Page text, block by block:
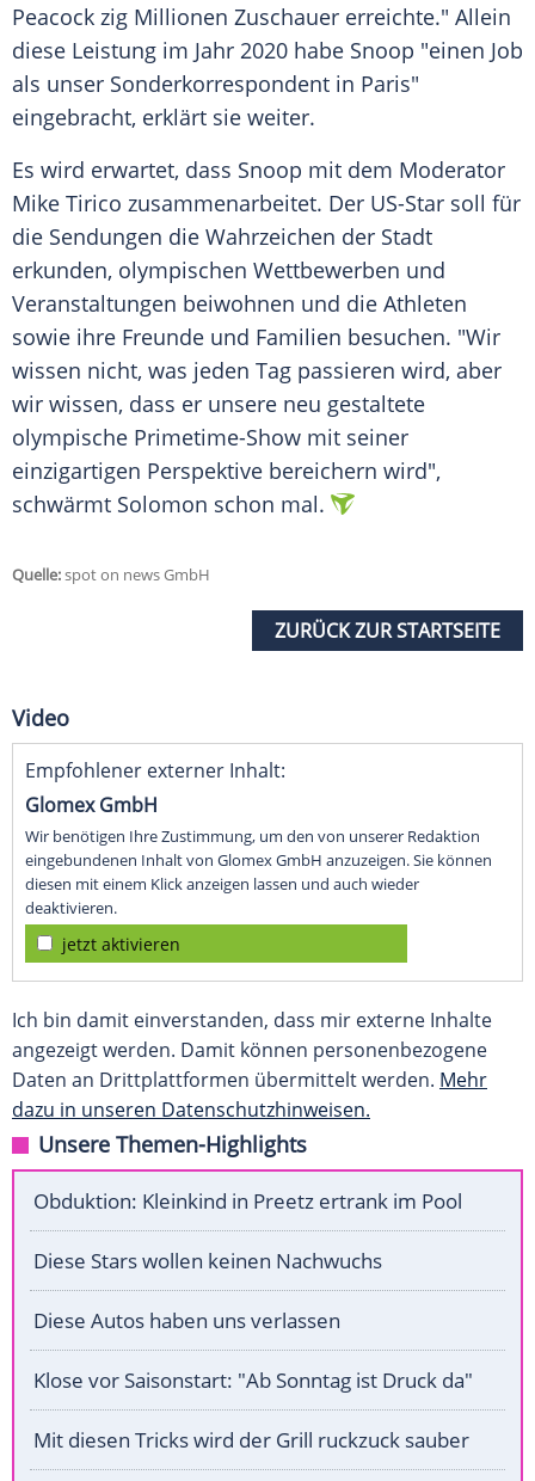
Peacock zig Millionen Zuschauer erreichte." Allein
diese Leistung im Jahr 2020 habe Snoop "einen Job
als unser Sonderkorrespondent in Paris"
eingebracht, erklärt sie weiter.
Es wird erwartet, dass Snoop mit dem Moderator
Mike Tirico zusammenarbeitet. Der US-Star soll für
die Sendungen die Wahrzeichen der Stadt
erkunden, olympischen Wettbewerben und
Veranstaltungen beiwohnen und die Athleten
sowie ihre Freunde und Familien besuchen. "Wir
wissen nicht, was jeden Tag passieren wird, aber
wir wissen, dass er unsere neu gestaltete
olympische Primetime-Show mit seiner
einzigartigen Perspektive bereichern wird",
schwärmt Solomon schon mal.
Quelle:spot on news GmbH
ZURÜCK ZUR STARTSEITE
Video
Empfohlener externer Inhalt:
Glomex GmbH
Wir benötigen Ihre Zustimmung, um den von unserer Redaktion
eingebundenen Inhalt von Glomex GmbH anzuzeigen. Sie können
diesen mit einem Klick anzeigen lassen und auch wieder
deaktivieren.
jetzt aktivieren
Ich bin damit einverstanden, dass mir externe Inhalte
angezeigt werden. Damit können personenbezogene
Daten an Drittplattformen übermittelt werden. Mehr
dazu in unseren Datenschutzhinweisen.
Unsere Themen-Highlights
Obduktion: Kleinkind in Preetz ertrank im Pool
Diese Stars wollen keinen Nachwuchs
Diese Autos haben uns verlassen
Klose vor Saisonstart: "Ab Sonntag ist Druck da"
Mit diesen Tricks wird der Grill ruckzuck sauber